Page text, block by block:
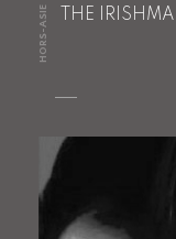
HORS-ASIE THE